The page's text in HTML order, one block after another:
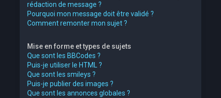
rédaction de message ?
Pourquoi mon message doit être validé ?
Comment remonter mon sujet ?
Mise en forme et types de sujets
Que sont les BBCodes ?
Puis-je utiliser le HTML ?
Que sont les smileys ?
Puis-je publier des images ?
Que sont les annonces globales ?